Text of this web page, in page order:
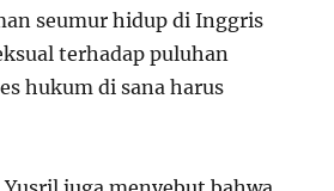
seumur hidup di Inggris
terhadap puluhan
hukum di sana harus